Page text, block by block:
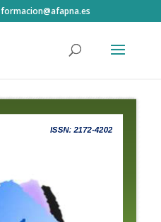
formacion@afapna.es